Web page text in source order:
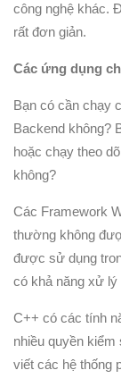
công nghệ khác.
rất đơn giản.
Các ứng dụng
Bạn có cần chạy
Backend không?
hoặc chạy theo
không?
Các Framework
thường không
được sử dụng
có khả năng xử
C++ có các tính
nhiều quyền
viết các hệ thống